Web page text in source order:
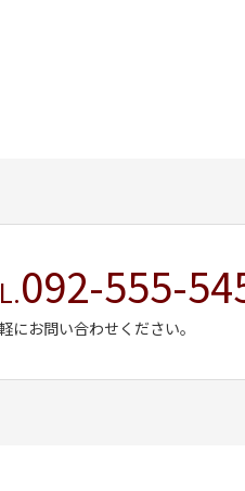
092-555-
にお問い合わせください。